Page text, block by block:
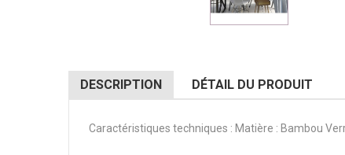
DESCRIPTION DÉTAIL DU PRODUIT
Caractéristiques techniques : Matière : Bambou